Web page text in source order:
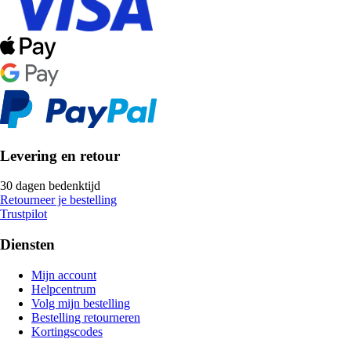
Levering en retour
30 dagen bedenktijd
Retourneer je bestelling
Trustpilot
Diensten
Mijn account
Helpcentrum
Volg mijn bestelling
Bestelling retourneren
Kortingscodes